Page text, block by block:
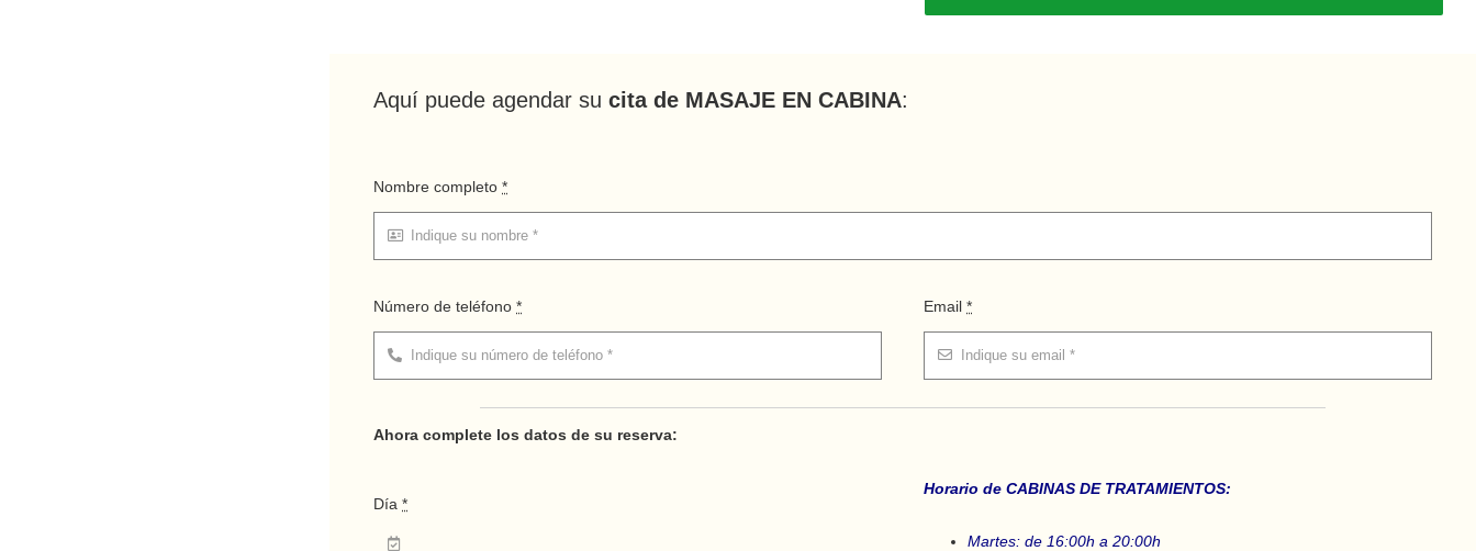
Aquí puede agendar sucita de MASAJE EN CABINA:
Nombre completo*
Número de teléfono* Email*
Ahora complete los datos de su reserva:
Día*
Horario de CABINAS DE TRATAMIENTOS:
Martes: de 16:00h a 20:00h